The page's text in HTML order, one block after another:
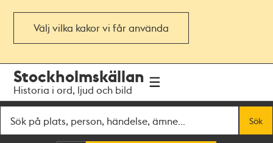
Välj vilka kakor vi får använda
navigationen
huvudinnehållet
Stockholmskällan
Historia i ord, ljud och bild
Sök